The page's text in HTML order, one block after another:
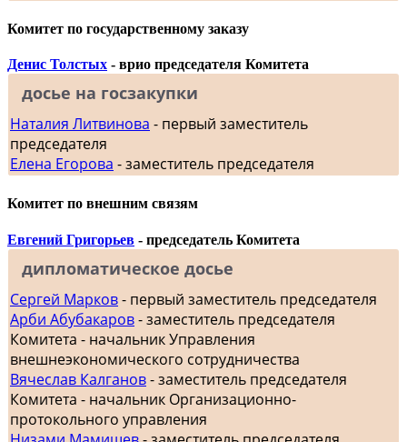
Комитет по государственному заказу
Денис Толстых - врио председателя Комитета
досье на госзакупки
Наталия Литвинова - первый заместитель
председателя
Елена Егорова - заместитель председателя
Комитет по внешним связям
Евгений Григорьев - председатель Комитета
дипломатическое досье
Сергей Марков- первый заместитель председателя
Арби Абубакаров- заместитель председателя
Комитета - начальник Управления
внешнеэкономического сотрудничества
Вячеслав Калганов- заместитель председателя
Комитета - начальник Организационно-
протокольного управления